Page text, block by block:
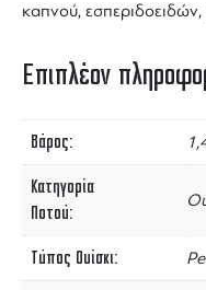
καπνού, εσπεριδοειδών,
Επιπλέον
Βάρος
Κατηγορία
Ποτού
Τύπος Ουίσκι